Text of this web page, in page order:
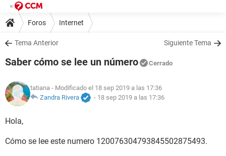
Foros Internet
Tema Anterior Siguiente Tema
Saber cómo se lee un número Cerrado
tatiana - Modificado el 18 sep 2019 a las 17:36
Zandra Rivera
- 18 sep 2019 a las 17:36
Hola,
Cómo se lee este numero 120076304793845502875493.